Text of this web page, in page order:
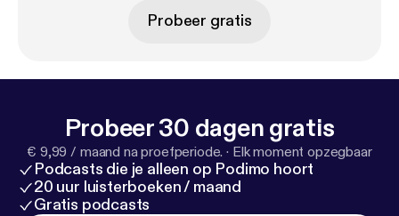
Probeer gratis
Probeer 30 dagen gratis
€ 9,99 / maand na proefperiode. · Elk moment opzegbaar
Podcasts die je alleen op Podimo hoort
20 uur luisterboeken / maand
Gratis podcasts